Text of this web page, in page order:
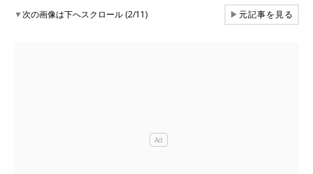
▼次の画像は下へスクロール (2/11) ▶元記事を見る